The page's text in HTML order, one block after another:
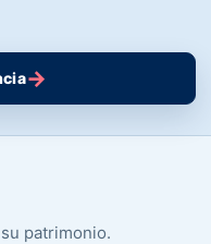
→
patrimonio.